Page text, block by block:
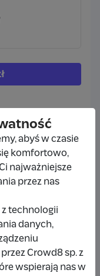
Zgłoś
abyś w czasie
komfortowo,
najważniejsze
przez nas
technologii
danych,
Crowd8 sp. z
wspierają nas w